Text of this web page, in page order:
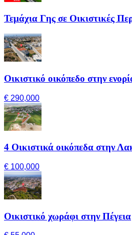
Τεμάχια Γης σε Οικιστικές
Οικιστικό οικόπεδο στην
€ 290,000
4 Οικιστικά οικόπεδα στην
€ 100,000
Οικιστικό χωράφι στην Πέγεια